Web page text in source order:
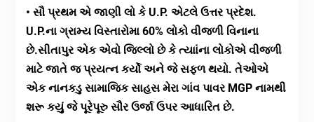
• સૌ પ્રથમ એ જાણી લો કે U.P. એટલે ઉત્તર પ્રદેશ.
U.P.ના ગ્રામ્ય વિસ્તારોમા 60% લોકો વીજળી વિનાના
છે.સીતાપુર એક એવો જિલ્લો છે કે ત્યાાંના લોકોએ વીજળી
માટે જાતે જ પ્રયત્ન કર્યો અને જે સફળ થયો. તેઓએ
એક નાનકડુ સામાજિક સાહસ મેરા ગાંવ પાવર MGP નામથી
શરૂ કયુું જે પૂરેપૂરુ સૌર ઉર્જા ઉપર આધારિત છે.